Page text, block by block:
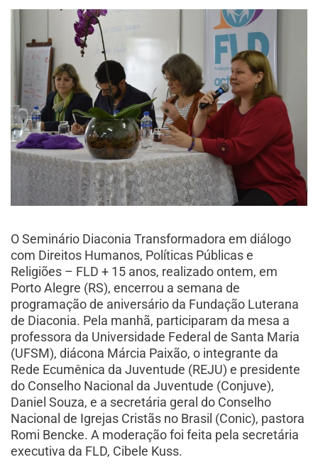
O Seminário Diaconia Transformadora em diálogo
com Direitos Humanos, Políticas Públicas e
Religiões – FLD + 15 anos, realizado ontem, em
Porto Alegre (RS), encerrou a semana de
programação de aniversário da Fundação Luterana
de Diaconia. Pela manhã, participaram da mesa a
professora da Universidade Federal de Santa Maria
(UFSM), diácona Márcia Paixão, o integrante da
Rede Ecumênica da Juventude (REJU) e presidente
do Conselho Nacional da Juventude (Conjuve),
Daniel Souza, e a secretária geral do Conselho
Nacional de Igrejas Cristãs no Brasil (Conic), pastora
Romi Bencke. A moderação foi feita pela secretária
executiva da FLD, Cibele Kuss.